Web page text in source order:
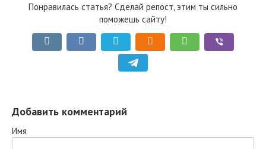
Понравилась статья? Сделай репост, этим ты сильно
поможешь сайту!
Добавить комментарий
Имя